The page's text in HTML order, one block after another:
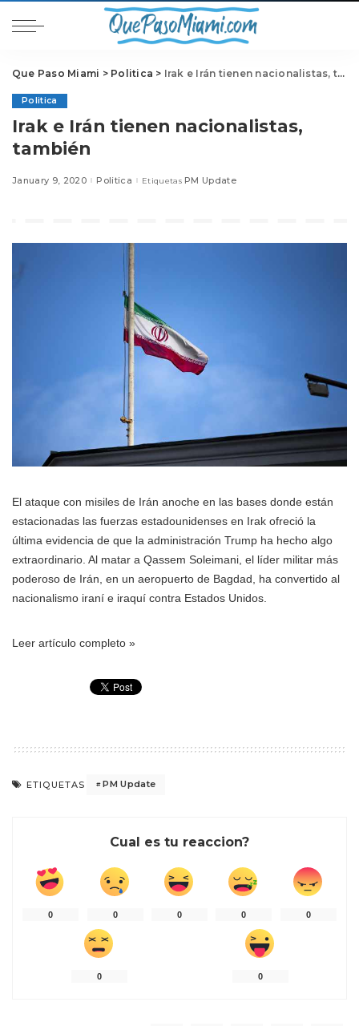
Que Paso Miami > Politica > Irak e Irán tienen nacionalistas, también
Politica
Irak e Irán tienen nacionalistas,
también
January 9, 2020 Politica Etiquetas PM Update
El ataque con misiles de Irán anoche en las bases donde están
estacionadas las fuerzas estadounidenses en Irak ofreció la
última evidencia de que la administración Trump ha hecho algo
extraordinario. Al matar a Qassem Soleimani, el líder militar más
poderoso de Irán, en un aeropuerto de Bagdad, ha convertido al
nacionalismo iraní e iraquí contra Estados Unidos.
Leer artículo completo »
ETIQUETAS PM Update
Cual es tu reaccion?
0 0 0 0 0
0 0